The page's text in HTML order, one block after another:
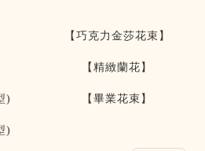
【巧克力金莎花束】
【精緻蘭花】
) 【畢業花束】
)